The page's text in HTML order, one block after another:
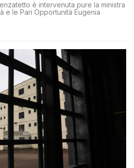
è intervenuta pure la ministra
e le Pari Opportunità Eugenia